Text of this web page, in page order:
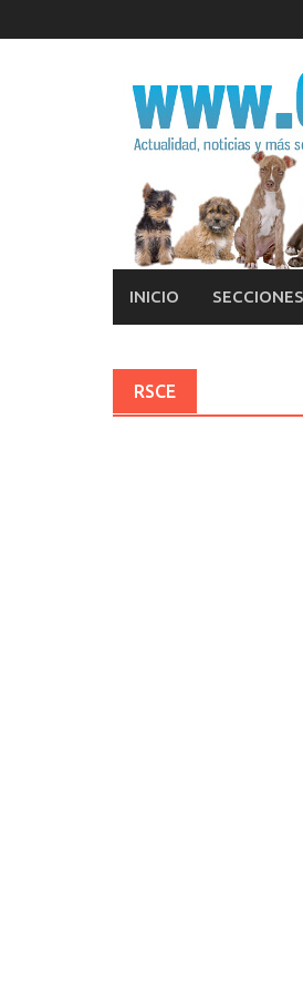
al
INICIO SECCIONES
RSCE